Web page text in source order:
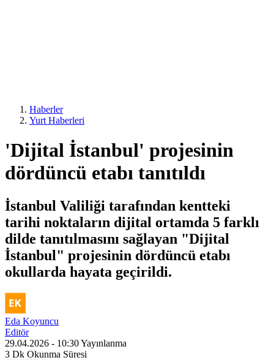
Haberler
Yurt Haberleri
'Dijital İstanbul' projesinin
dördüncü etabı tanıtıldı
İstanbul Valiliği tarafından kentteki
tarihi noktaların dijital ortamda 5 farklı
dilde tanıtılmasını sağlayan "Dijital
İstanbul" projesinin dördüncü etabı
okullarda hayata geçirildi.
Eda Koyuncu
Editör
29.04.2026 - 10:30Yayınlanma
3 Dk Okunma Süresi